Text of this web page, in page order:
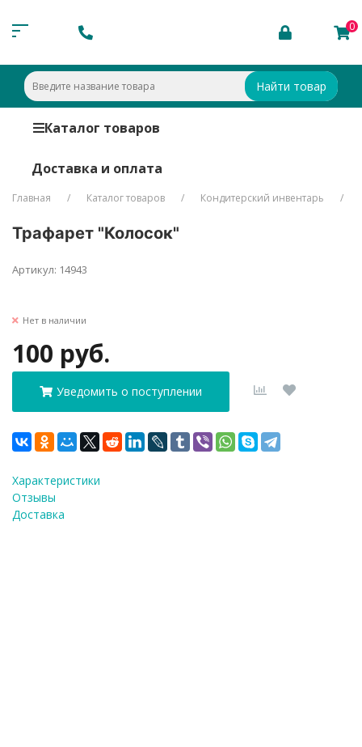
0
Найти товар
Каталог товаров
Доставка и оплата
Главная Каталог товаров Кондитерский инвентарь
Трафарет "Колосок"
Артикул: 14943
Нет в наличии
100 руб.
Уведомить о поступлении
Характеристики
Отзывы
Доставка